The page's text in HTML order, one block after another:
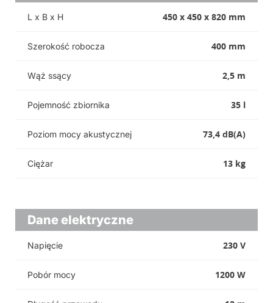
L x B x H 450 x 450 x 820 mm
Szerokość robocza 400 mm
Wąż ssący 2,5 m
Pojemność zbiornika 35 l
Poziom mocy akustycznej 73,4 dB(A)
Ciężar 13 kg
Dane elektryczne
Napięcie 230 V
Pobór mocy 1200 W